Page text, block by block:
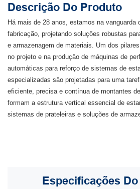
Descrição Do Produto
Há mais de 28 anos, estamos na vanguarda
fabricação, projetando soluções robustas
e armazenagem de materiais. Um dos
no projeto e na produção de máquinas de
automáticas para reforço de sistemas de
especializadas são projetadas para uma
eficiente, precisa e contínua de montantes
formam a estrutura vertical essencial de
sistemas de prateleiras e soluções de
Especificações